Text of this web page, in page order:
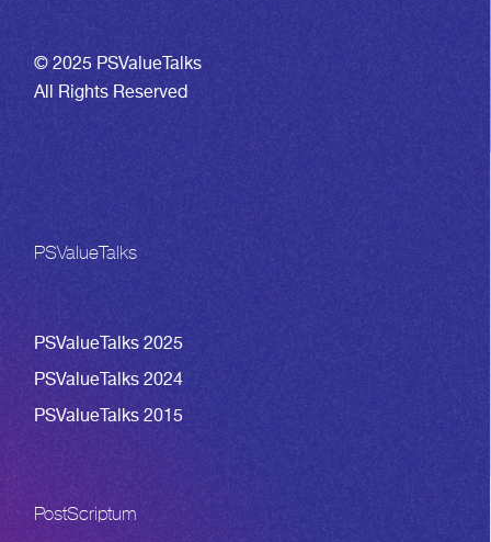
© 2025 PSValueTalks
All Rights Reserved
PSValueTalks
PSValueTalks 2025
PSValueTalks 2024
PSValueTalks 2015
PostScriptum